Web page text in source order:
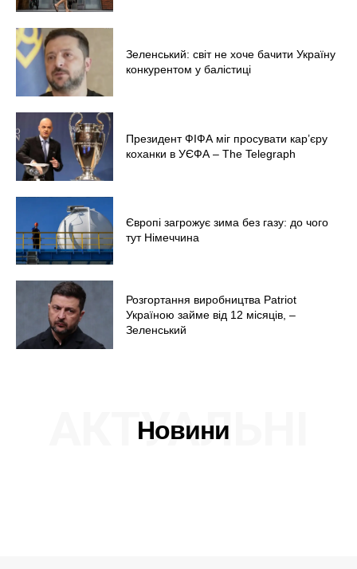
Зеленський: світ не хоче бачити Україну
конкурентом у балістиці
Президент ФІФА міг просувати кар’єру
коханки в УЄФА – The Telegraph
Європі загрожує зима без газу: до чого
тут Німеччина
Розгортання виробництва Patriot
Україною займе від 12 місяців, –
Зеленський
Новини
АКТУАЛЬНІ